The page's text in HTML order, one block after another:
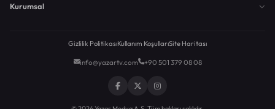
Kurumsal
Gizlilik PolitikasıKullanım KoşullarıSite Haritası
info@yazartv.com +90 501 379 08 08